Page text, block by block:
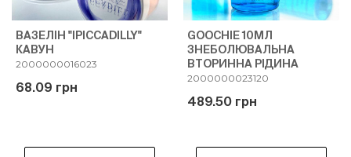
ВАЗЕЛІН "IPICCADILLY"
КАВУН
2000000016023
68.09 грн
GOOCHIE 10МЛ
ЗНЕБОЛЮВАЛЬНА
ВТОРИННА РІДИНА
2000000023120
489.50 грн